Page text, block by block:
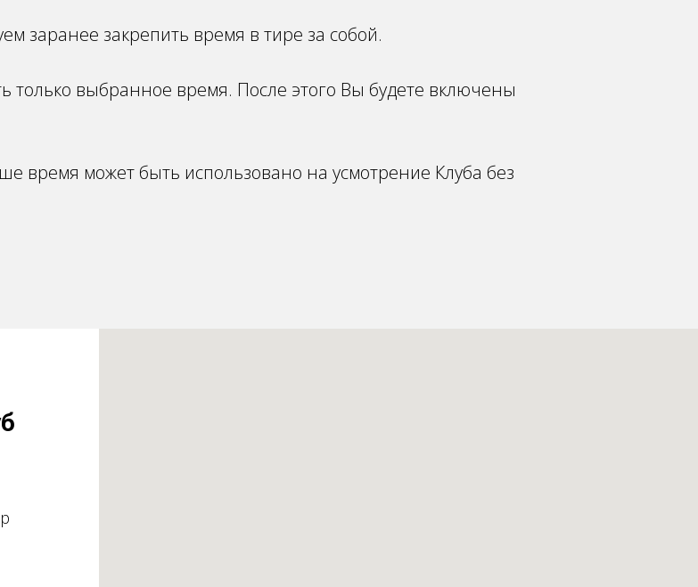
заранее закрепить время в тире за собой.
только выбранное время. После этого Вы будете включены
время может быть использовано на усмотрение Клуба без